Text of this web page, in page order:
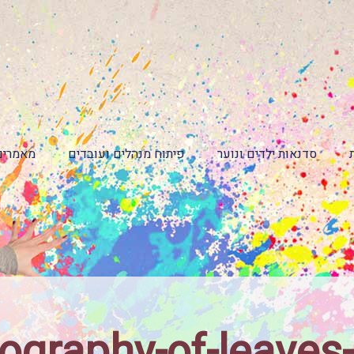
סדנאות ילדים ונוער פיתוח מנהלים ועובדים